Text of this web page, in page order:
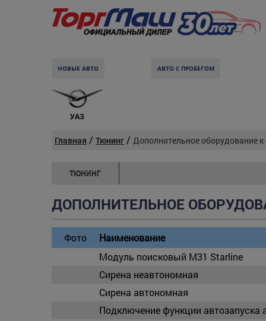
НОВЫЕ АВТО АВТО С ПРОБЕГОМ
УАЗ
Главная / Тюнинг / Дополнительное оборудование
ТЮНИНГ
ДОПОЛНИТЕЛЬНОЕ
Фото
Наименование
Модуль поисковый М31 Starline
Сирена неавтономная
Сирена автономная
Подключение функции